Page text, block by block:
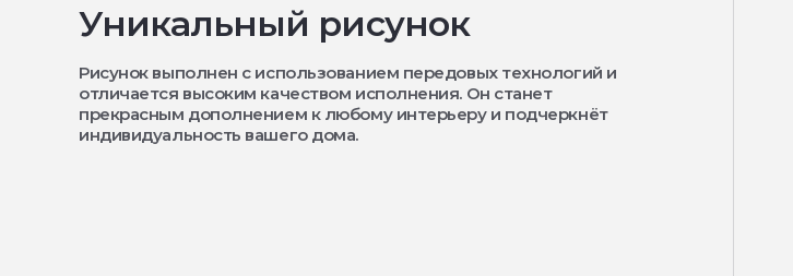
Уникальный рисунок
Рисунок выполнен с использованием передовых технологий и
отличается высоким качеством исполнения. Он станет
прекрасным дополнением к любому интерьеру и подчеркнёт
индивидуальность вашего дома.